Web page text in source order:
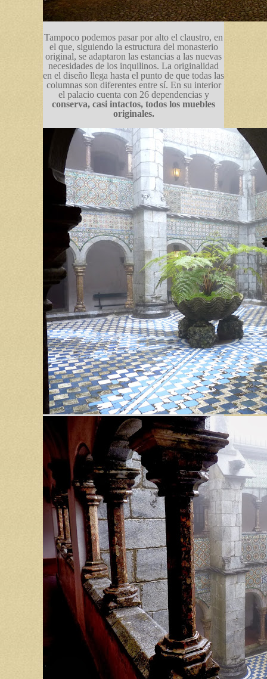
Tampoco podemos pasar por alto el claustro, en
el que, siguiendo la estructura del monasterio
original, se adaptaron las estancias a las nuevas
necesidades de los inquilinos. La originalidad
en el diseño llega hasta el punto de que todas las
columnas son diferentes entre sí. En su interior
el palacio cuenta con 26 dependencias y
conserva, casi intactos, todos los muebles
originales.